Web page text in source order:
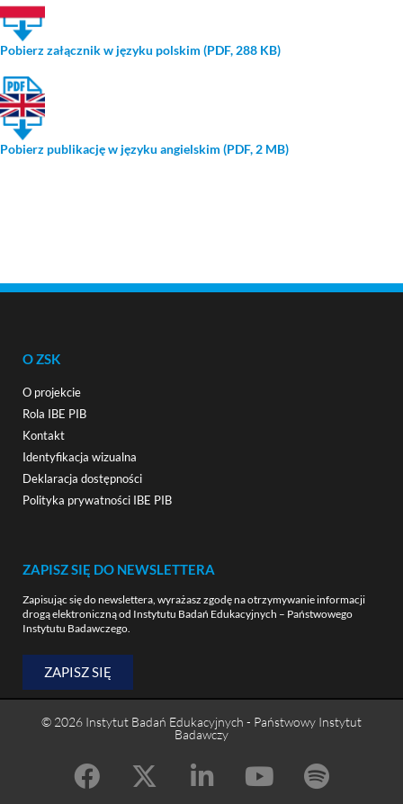
Pobierz załącznik w języku polskim (PDF, 288 KB)
Pobierz publikację w języku angielskim (PDF, 2 MB)
O ZSK
O projekcie
Rola IBE PIB
Kontakt
Identyfikacja wizualna
Deklaracja dostępności
Polityka prywatności IBE PIB
ZAPISZ SIĘ DO NEWSLETTERA
Zapisując się do newslettera, wyrażasz zgodę na otrzymywanie informacji
drogą elektroniczną od Instytutu Badań Edukacyjnych – Państwowego
Instytutu Badawczego.
ZAPISZ SIĘ
© 2026 Instytut Badań Edukacyjnych - Państwowy Instytut
Badawczy